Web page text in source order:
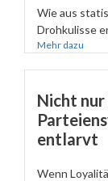
Wie aus
Drohkulisse
Mehr dazu
Nicht nur
entlarvt
Wenn